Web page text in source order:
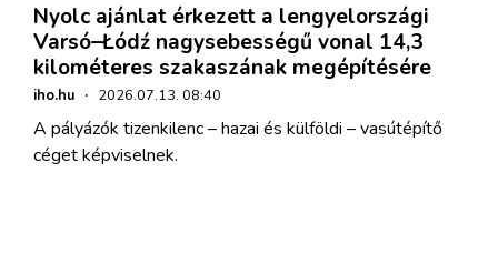
Nyolc ajánlat érkezett a lengyelországi
Varsó–Łódź nagysebességű vonal 14,3
kilométeres szakaszának megépítésére
iho.hu · 2026.07.13. 08:40
A pályázók tizenkilenc – hazai és külföldi – vasútépítő
céget képviselnek.